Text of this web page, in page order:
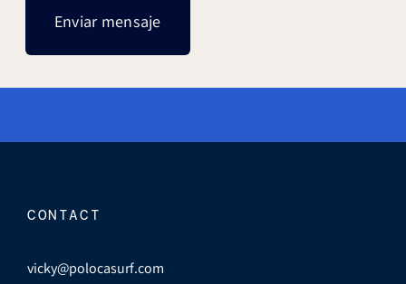
Enviar mensaje
CONTACT
vicky@polocasurf.com